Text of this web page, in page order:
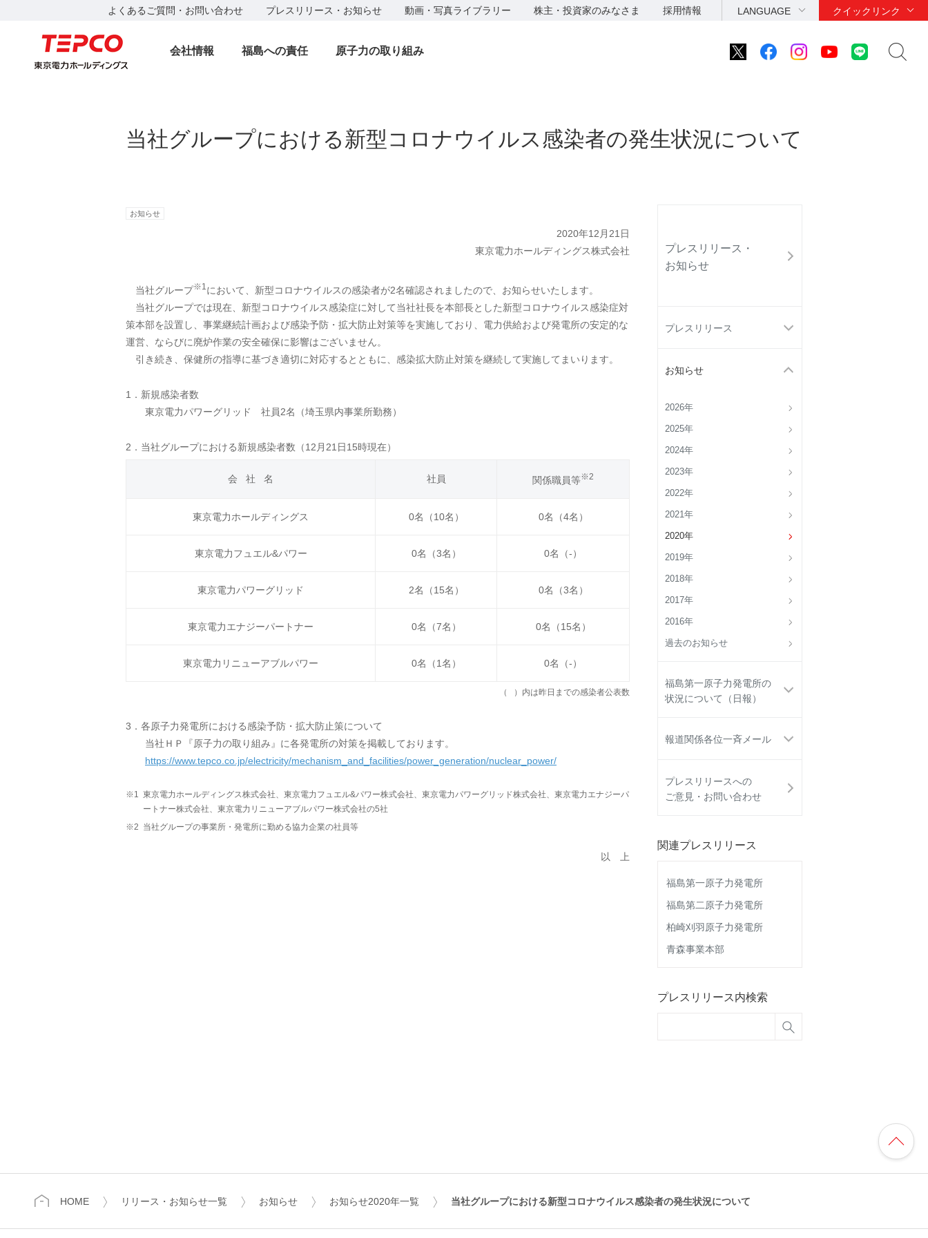
よくあるご質問・お問い合わせ プレスリリース・お知らせ 動画・写真ライブラリー 株主・投資家のみなさま 採用情報 LANGUAGE クイックリンク
会社情報 福島への責任 原子力の取り組み
プレスリリース・
お知らせ
プレスリリース
お知らせ
2026年
2025年
2024年
2023年
2022年
2021年
2020年
2019年
2018年
2017年
2016年
過去のお知らせ
福島第一原子力発電所の
状況について（日報）
報道関係各位一斉メール
プレスリリースへの
ご意見・お問い合わせ
関連プレスリリース
福島第一原子力発電所
福島第二原子力発電所
柏崎刈羽原子力発電所
青森事業本部
プレスリリース内検索
当社グループにおける新型コロナウイルス感染者の発生状況について
お知らせ
2020年12月21日
東京電力ホールディングス株式会社
当社グループ※1 において、新型コロナウイルスの感染者が2名確認されましたので、お知らせいたします。
当社グループでは現在、新型コロナウイルス感染症に対して当社社長を本部長とした新型コロナウイルス感染症対
策本部を設置し、事業継続計画および感染予防・拡大防止対策等を実施しており、電力供給および発電所の安定的な
運営、ならびに廃炉作業の安全確保に影響はございません。
引き続き、保健所の指導に基づき適切に対応するとともに、感染拡大防止対策を継続して実施してまいります。
1．新規感染者数
東京電力パワーグリッド 社員2名（埼玉県内事業所勤務）
2．当社グループにおける新規感染者数（12月21日15時現在）
会 社 名 社員 関係職員等※2
東京電力ホールディングス 0名（10名） 0名（4名）
東京電力フュエル&パワー 0名（3名） 0名（-）
東京電力パワーグリッド 2名（15名） 0名（3名）
東京電力エナジーパートナー 0名（7名） 0名（15名）
東京電力リニューアブルパワー 0名（1名） 0名（-）
（ ）内は昨日までの感染者公表数
3．各原子力発電所における感染予防・拡大防止策について
当社ＨＰ『原子力の取り組み』に各発電所の対策を掲載しております。
https://www.tepco.co.jp/electricity/mechanism_and_facilities/power_generation/nuclear_power/
※1 東京電力ホールディングス株式会社、東京電力フュエル&パワー株式会社、東京電力パワーグリッド株式会社、東京電力エナジーパ
ートナー株式会社、東京電力リニューアブルパワー株式会社の5社
※2 当社グループの事業所・発電所に勤める協力企業の社員等
以 上
HOME リリース・お知らせ一覧 お知らせ お知らせ2020年一覧 当社グループにおける新型コロナウイルス感染者の発生状況について